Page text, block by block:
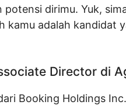
potensi dirimu. Yuk,
kamu adalah kandidat
Director di
Booking Holdings